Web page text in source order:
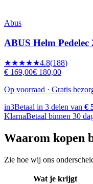
Abus
ABUS Helm Pedelec
★★★★★4.8(188)
€ 169,00€ 180,00
Op voorraad · Gratis
in3Betaal in 3 delen van €
KlarnaBetaal binnen 30
Waarom kopen
Zie hoe wij ons
Wat je krijgt